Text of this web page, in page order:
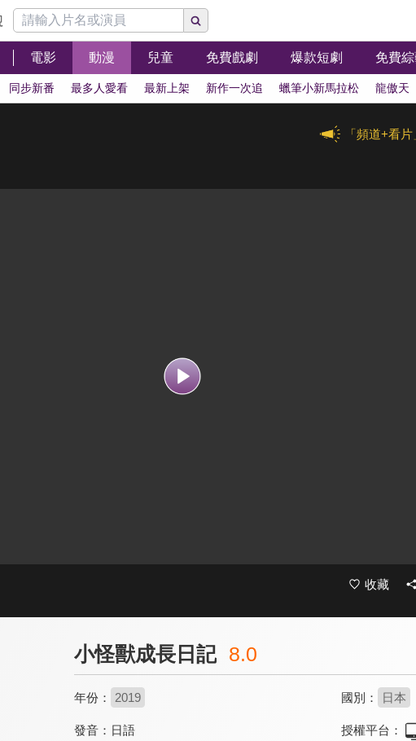
電影 動漫 兒童 免費戲劇 爆款短劇 免費
同步新番 最多人愛看 最新上架 新作一次追 蠟筆小新馬拉松 龍傲天
「頻道+看
收藏
小怪獸成長日記 8.0
年份： 2019 國別： 日本
發音： 日語 授權平台：